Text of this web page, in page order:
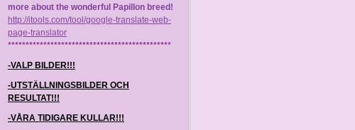
more about the wonderful Papillon breed!
http://itools.com/tool/google-translate-web-
page-translator
**********************************************
-VALP BILDER!!!
-UTSTÄLLNINGSBILDER OCH
RESULTAT!!!
-VÅRA TIDIGARE KULLAR!!!